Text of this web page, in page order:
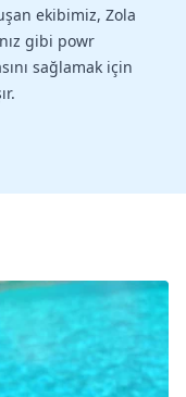
ekibimiz, Zola
gibi powr
sağlamak için